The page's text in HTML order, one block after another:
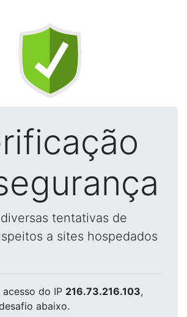
tentativas de
a sites hospedados
do IP 216.73.216.103,
abaixo.